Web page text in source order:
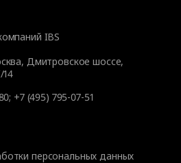
IBS
Дмитровское шоссе,
; +7 (495) 795-07-51
персональных данных